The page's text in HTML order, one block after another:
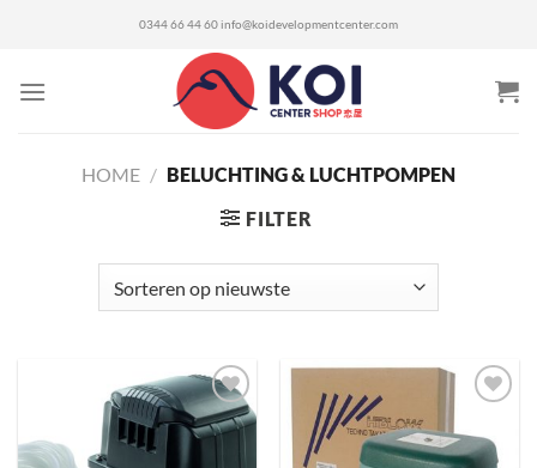
0344 66 44 60 info@koidevelopmentcenter.com
HOME / BELUCHTING & LUCHTPOMPEN
FILTER
Toevoegen
aan
aan
verlanglijst